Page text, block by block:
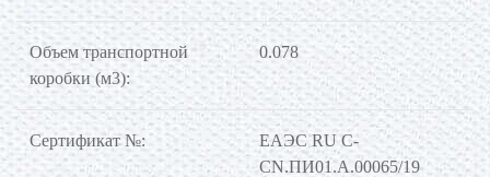
Объем транспортной
коробки (м3):
0.078
Сертификат №:
ЕАЭС RU C-
CN.ПИ01.А.00065/19